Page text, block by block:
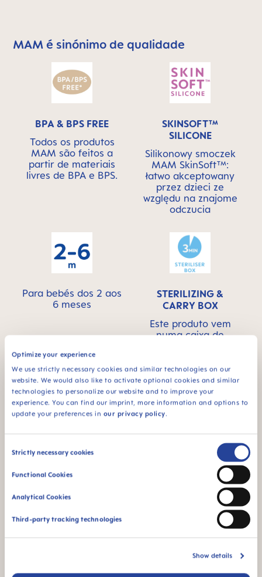
Optimize your experience
We use strictly necessary cookies and similar technologies on our
website. We would also like to activate optional cookies and similar
technologies to personalize our website and to improve your
experience. You can find our imprint, more information and options to
update your preferences in our privacy policy.
Consent
Strictly necessary cookies
Functional Cookies
Analytical Cookies
Third-party tracking technologies
Show details
Skip MAM Means Quality Icon Bar
MAM é sinónimo de qualidade
BPA & BPS FREE
Todos os produtos
MAM são feitos a
partir de materiais
livres de BPA e BPS.
SKINSOFT™
SILICONE
Silikonowy smoczek
MAM SkinSoft™:
łatwo akceptowany
przez dzieci ze
względu na znajome
odczucia
Para bebés dos 2 aos
6 meses
STERILIZING &
CARRY BOX
Este produto vem
numa caixa de
esterilização cómoda
e rápida no micro-
ondas
94% NIPPLE
94% de aceitação do
mamilo: facilmente
aceite pelos bebés,
*Estudo de mercado 2010-2023, testadas em 1,588 bebés.